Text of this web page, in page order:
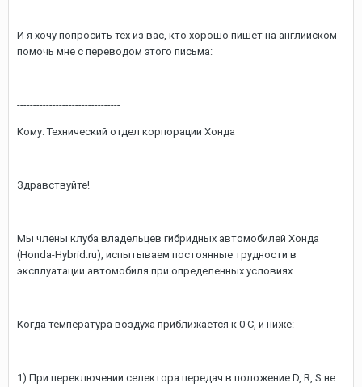
И я хочу попросить тех из вас, кто хорошо пишет на английском
помочь мне с переводом этого письма:
--------------------------------
Кому: Технический отдел корпорации Хонда
Здравствуйте!
Мы члены клуба владельцев гибридных автомобилей Хонда
(Honda-Hybrid.ru), испытываем постоянные трудности в
эксплуатации автомобиля при определенных условиях.
Когда температура воздуха приближается к 0 С, и ниже:
1) При переключении селектора передач в положение D, R, S не